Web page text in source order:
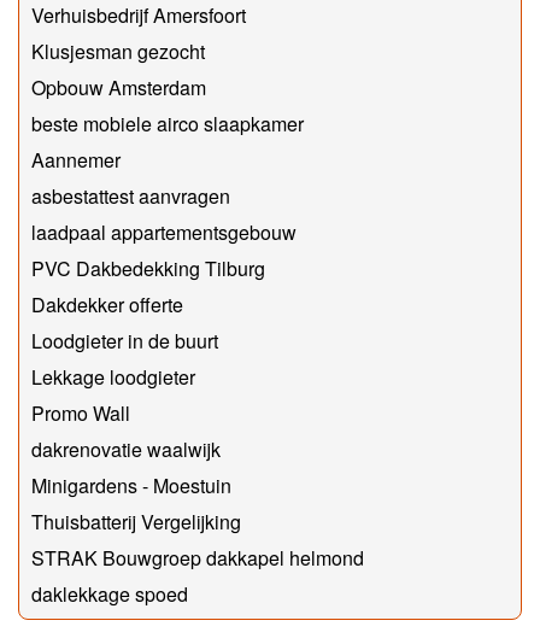
Verhuisbedrijf Amersfoort
Klusjesman gezocht
Opbouw Amsterdam
beste mobiele airco slaapkamer
Aannemer
asbestattest aanvragen
laadpaal appartementsgebouw
PVC Dakbedekking Tilburg
Dakdekker offerte
Loodgieter in de buurt
Lekkage loodgieter
Promo Wall
dakrenovatie waalwijk
Minigardens - Moestuin
Thuisbatterij Vergelijking
STRAK Bouwgroep dakkapel helmond
daklekkage spoed